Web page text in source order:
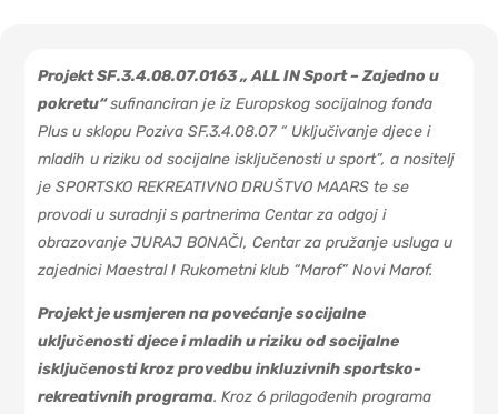
Projekt SF.3.4.08.07.0163 „ ALL IN Sport – Zajedno u
pokretu“sufinanciran je iz Europskog socijalnog fonda
Plus u sklopu Poziva SF.3.4.08.07 “ Uključivanje djece i
mladih u riziku od socijalne isključenosti u sport”, a nositelj
je SPORTSKO REKREATIVNO DRUŠTVO MAARS te se
provodi u suradnji s partnerima Centar za odgoj i
obrazovanje JURAJ BONAČI, Centar za pružanje usluga u
zajednici Maestral I Rukometni klub “Marof” Novi Marof.
Projekt je usmjeren na povećanje socijalne
uključenosti djece i mladih u riziku od socijalne
isključenosti kroz provedbu inkluzivnih sportsko-
rekreativnih programa. Kroz 6 prilagođenih programa